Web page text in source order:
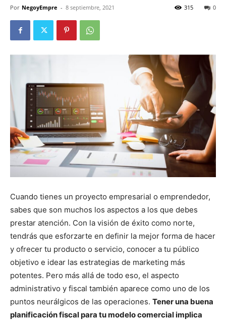
Por NegoyEmpre - 8 septiembre, 2021 0
315
Cuando tienes un proyecto empresarial o emprendedor,
sabes que son muchos los aspectos a los que debes
prestar atención. Con la visión de éxito como norte,
tendrás que esforzarte en definir la mejor forma de hacer
y ofrecer tu producto o servicio, conocer a tu público
objetivo e idear las estrategias de marketing más
potentes. Pero más allá de todo eso, el aspecto
administrativo y fiscal también aparece como uno de los
puntos neurálgicos de las operaciones. Tener una buena
planificación fiscal para tu modelo comercial implica